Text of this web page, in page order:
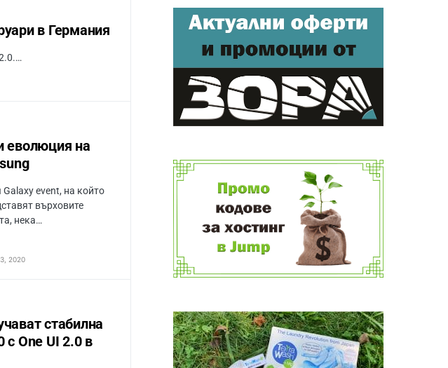
в Германия
еволюция на
event, на който
върховите
нека…
2020
стабилна
с One UI 2.0 в